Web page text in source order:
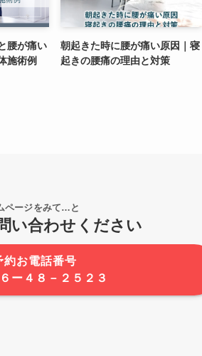
腰が痛い
施術例
朝起きた時に腰が痛い原因｜寝
起きの腰痛の理由と対策
ページをみて…と
い合わせください
約お電話番号
ー４８－２５２３